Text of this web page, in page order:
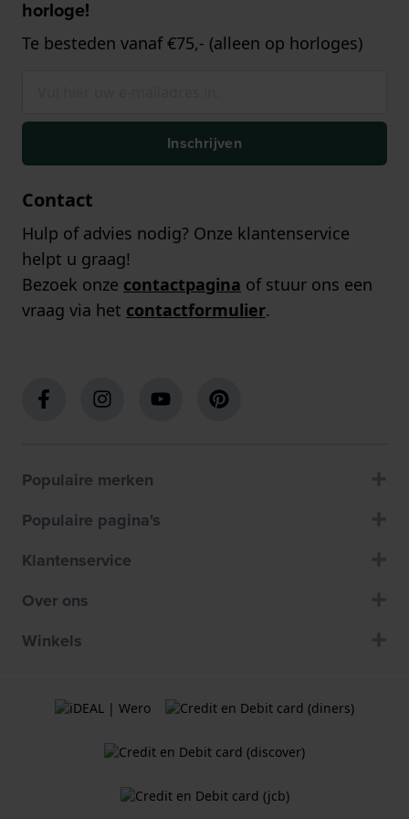
horloge!
Te besteden vanaf €75,- (alleen op horloges)
Inschrijven
Contact
Hulp of advies nodig? Onze klantenservice
helpt u graag!
Bezoek onze contactpagina of stuur ons een
vraag via het contactformulier.
Populaire merken
Populaire pagina's
Klantenservice
Over ons
Winkels